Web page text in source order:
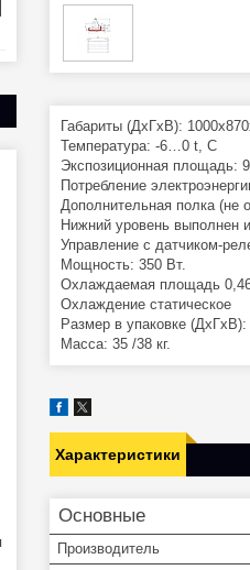
Габариты (ДхГхВ):
Температура: -6…0 t, C
Экспозиционная площадь:
Потребление
Дополнительная полка (не
Нижний уровень выполнен
Управление с датчиком-
Мощность: 350 Вт.
Охлаждаемая площадь
Охлаждение статическое
Размер в упаковке
Масса: 35 /38 кг.
Характеристики
Основные
Производитель